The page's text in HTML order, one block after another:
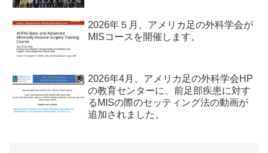
2026年５月、アメリカ足の外科学会が
MISコースを開催します。
2026年4月、アメリカ足の外科学会HP
の教育センターに、前足部疾患に対す
るMISの際のセッティング法の動画が
追加されました。